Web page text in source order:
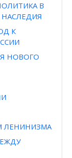
В
К
НОВОГО
ЛЕНИНИЗМА